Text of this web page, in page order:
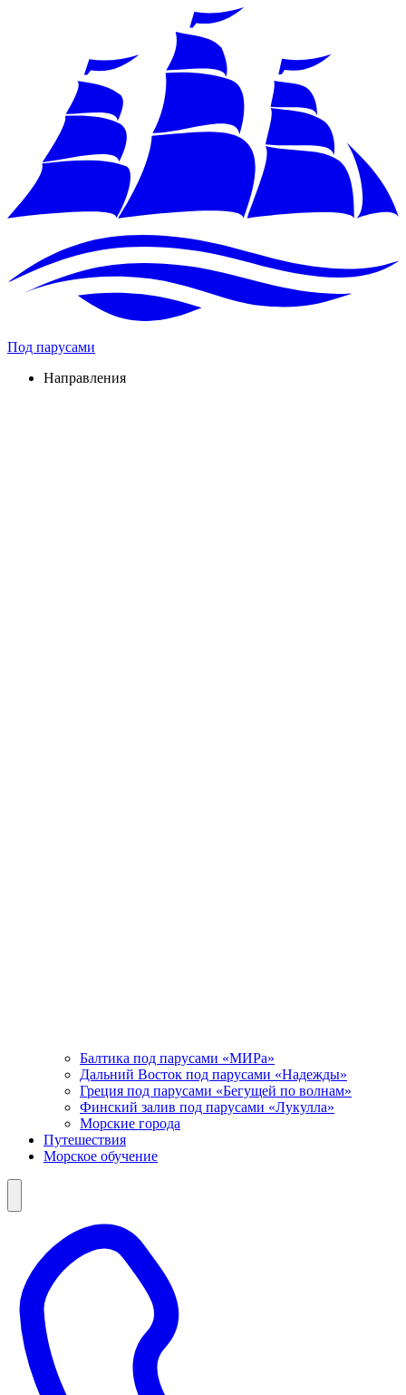
Под парусами
Направления
Балтика под парусами «МИРа»
Дальний Восток под парусами «Надежды»
Греция под парусами «Бегущей по волнам»
Финский залив под парусами «Лукулла»
Морские города
Путешествия
Морское обучение